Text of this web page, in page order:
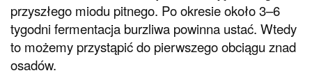
przyszłego miodu pitnego. Po okresie około 3–6
tygodni fermentacja burzliwa powinna ustać. Wtedy
to możemy przystąpić do pierwszego obciągu znad
osadów.